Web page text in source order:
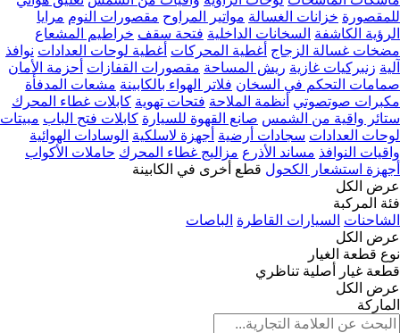
للمقصورة خزانات الغسالة مواتير المراوح مقصورات النوم مرايا
الرؤية الكاشفة السخانات الداخلية فتحة سقف خراطيم المشعاع
مضخات غسالة الزجاج أغطية المحركات أغطية لوحات العدادات نوافذ
آلية زنبركيات غازية ريش المساحة مقصورات القفازات أحزمة الأمان
صمامات التحكم في السخان فلاتر الهواء بالكابينة مشعات المدفأة
مكبرات صوتصوتي أنظمة الملاحة فتحات تهوية كابلات غطاء المحرك
ستائر واقية من الشمس صانع القهوة للسيارة كابلات فتح الباب مبيتات
لوحات العدادات سجادات أرضية أجهزة لاسلكية الوسادات الهوائية
واقيات النوافذ مساند الأذرع مزاليج غطاء المحرك حاملات الأكواب
أجهزة استشعار الكحول قطع أخرى في الكابينة
عرض الكل
فئة المركبة
الشاحنات السيارات القاطرة الباصات
عرض الكل
نوع قطعة الغيار
قطعة غيار أصلية تناظري
عرض الكل
الماركة